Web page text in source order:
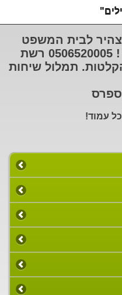
לבית המשפט
חייגו עכשיו להצעת מחיר ! 0506520005 רשת
תמלול שיחות